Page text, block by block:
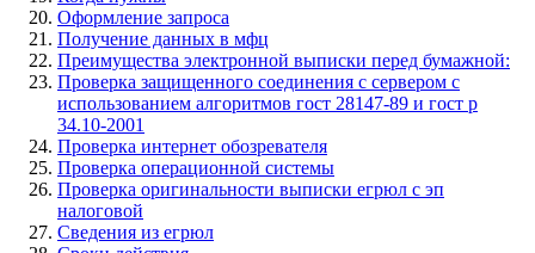
Оформление запроса
Получение данных в мфц
Преимущества электронной выписки перед бумажной:
Проверка защищенного соединения с сервером с
использованием алгоритмов гост 28147-89 и гост р
34.10-2001
Проверка интернет обозревателя
Проверка операционной системы
Проверка оригинальности выписки егрюл с эп
налоговой
Сведения из егрюл